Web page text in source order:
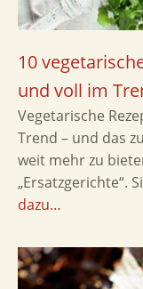
10
und voll im
Vegetarische
Trend – und das
weit mehr zu
„Ersatzgerichte“.
dazu…